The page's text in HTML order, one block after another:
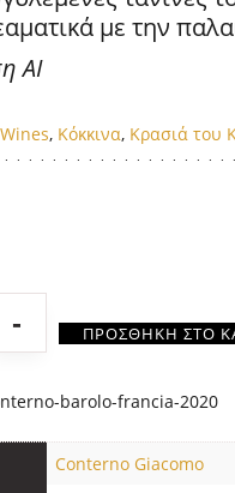
με την
AI
, Κόκκινα, Κρασιά του
ΠΡΟΣΘΉΚΗ ΣΤΟ
barolo-francia-2020
Conterno Giacomo